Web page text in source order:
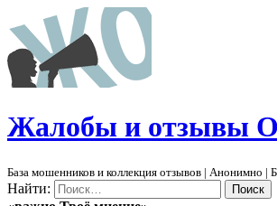
Жалобы и отзывы О
База мошенников и коллекция отзывов | Анонимно |
Найти: